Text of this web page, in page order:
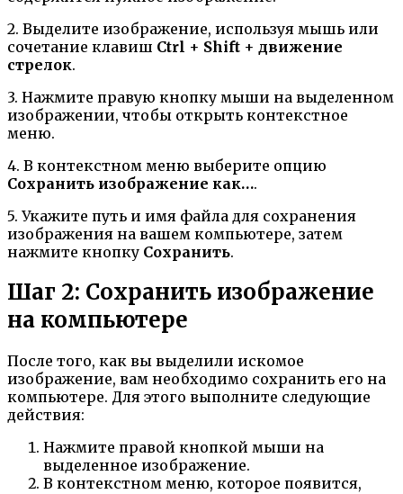
2. Выделите изображение, используя мышь или
сочетание клавиш Ctrl + Shift + движение
стрелок.
3. Нажмите правую кнопку мыши на выделенном
изображении, чтобы открыть контекстное
меню.
4. В контекстном меню выберите опцию
Сохранить изображение как….
5. Укажите путь и имя файла для сохранения
изображения на вашем компьютере, затем
нажмите кнопку Сохранить.
Шаг 2: Сохранить изображение
на компьютере
После того, как вы выделили искомое
изображение, вам необходимо сохранить его на
компьютере. Для этого выполните следующие
действия:
Нажмите правой кнопкой мыши на
выделенное изображение.
В контекстном меню, которое появится,